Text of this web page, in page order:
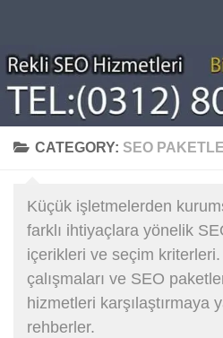
CATEGORY: SEO
Küçük işletmelerden
farklı ihtiyaçlara yönelik
içerikleri ve seçim kriterleri.
çalışmaları ve SEO
hizmetleri karşılaştırmaya
rehberler.